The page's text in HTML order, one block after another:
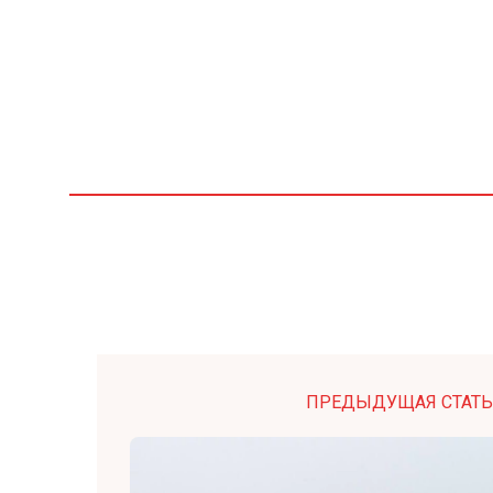
ПРЕДЫДУЩАЯ